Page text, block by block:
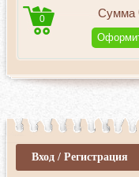
0 Сумма
Вход / Регистрация